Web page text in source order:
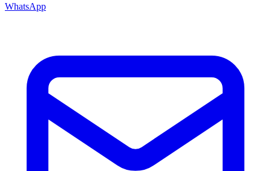
WhatsApp